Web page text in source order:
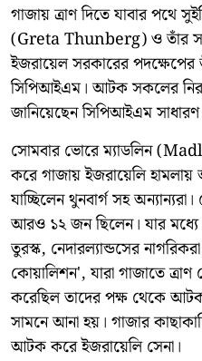
গাজায় ত্রাণ দিতে যাবার পথে
(Greta Thunberg) ও তাঁর
ইজরায়েল সরকারের পদক্ষেপের
সিপিআইএম। আটক সকলের
জানিয়েছেন সিপিআইএম
সোমবার ভোরে ম্যাডলিন
করে গাজায় ইজরায়েলি হামলায়
যাচ্ছিলেন থুনবার্গ সহ
আরও ১২ জন ছিলেন। যার মধ্যে
তুরস্ক, নেদারল্যান্ডসের
কোয়ালিশন', যারা গাজাতে
করেছিল তাদের পক্ষ থেকে
সামনে আনা হয়। গাজার
আটক করে ইজরায়েলি সেনা।